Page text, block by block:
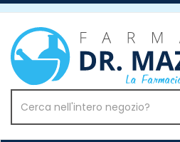
Passa
contenuto
principale
Farmacia
Mazzola
Prodotto